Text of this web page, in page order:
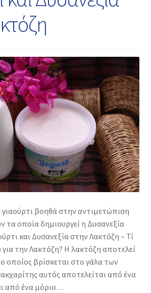
βοηθά στην αντιμετώπιση
οποία δημιουργεί η Δυσανεξία
και Δυσανεξία στην Λακτόζη – Τί
την Λακτόζη? Η λακτόζη αποτελεί
οποίος βρίσκεται στο γάλα των
αυτός αποτελείται από ένα
από ένα μόριο…